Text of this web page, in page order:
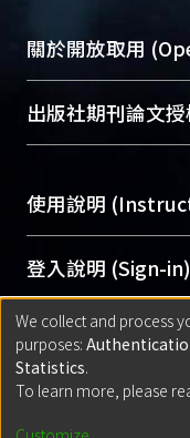
成果。
To permanently
profiles and
services of
Sciences Library)
關於開放取用
開放取用是從使
動，應用在學術
用逐年攀升。同
Archive）平台。
出版社期刊論文
含部分內容的
助與合作完成
意提供此授權。
Please
original work,
grant the rights
若欲上傳已出
policy finder
使用說明
網站簡介
使用手冊
線上預約服務
登入說明 (Sign-in)
方案一：臺灣
(With C&INC
方案二：
匯入著作
方案一：定期更
for identifier
Built withDSpace-CRIS
We collect and process
purposes:
Statistics.
To learn more, please